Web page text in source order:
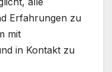
Erfahrungen zu
mit
in Kontakt zu